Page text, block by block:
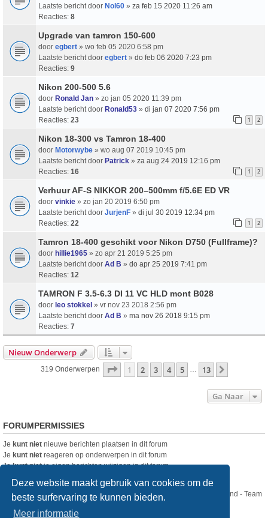
Deze website maakt gebruik van cookies om de
beste surfervaring te kunnen bieden.
Meer informatie
Laatste bericht door Nol60 » za feb 15 2020 11:26 am
Reacties: 8
Upgrade van tamron 150-600
door egbert » wo feb 05 2020 6:58 pm
Laatste bericht door egbert » do feb 06 2020 7:23 pm
Reacties: 9
Nikon 200-500 5.6
door Ronald Jan » zo jan 05 2020 11:39 pm
Laatste bericht door Ronald53 » di jan 07 2020 7:56 pm
Reacties: 23 1 2
Nikon 18-300 vs Tamron 18-400
door Motorwybe » wo aug 07 2019 10:45 pm
Laatste bericht door Patrick » za aug 24 2019 12:16 pm
Reacties: 16 1 2
Verhuur AF-S NIKKOR 200–500mm f/5.6E ED VR
door vinkie » zo jan 20 2019 6:50 pm
Laatste bericht door JurjenF » di jul 30 2019 12:34 pm
Reacties: 22 1 2
Tamron 18-400 geschikt voor Nikon D750 (Fullframe)?
door hillie1965 » zo apr 21 2019 5:25 pm
Laatste bericht door Ad B » do apr 25 2019 7:41 pm
Reacties: 12
TAMRON F 3.5-6.3 DI 11 VC HLD mont B028
door leo stokkel » vr nov 23 2018 2:56 pm
Laatste bericht door Ad B » ma nov 26 2018 9:15 pm
Reacties: 7
Nieuw Onderwerp
319 Onderwerpen Pagina Van13
1 2 3 4 5 13
Ga Naar
FORUMPERMISSIES
Je kunt niet nieuwe berichten plaatsen in dit forum
Je kunt niet reageren op onderwerpen in dit forum
Jekunt nietje eigen berichten wijzigen in dit forum
Nikon Club Nederland - Team
Forum